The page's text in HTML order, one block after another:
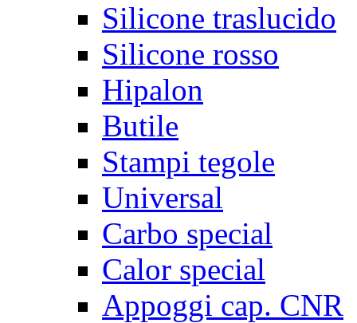
Silicone traslucido
Silicone rosso
Hipalon
Butile
Stampi tegole
Universal
Carbo special
Calor special
Appoggi cap. CNR